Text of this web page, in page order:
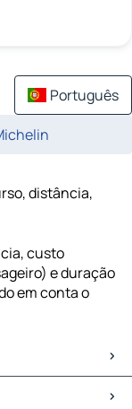
Português
distância,
custo
e duração
em conta o